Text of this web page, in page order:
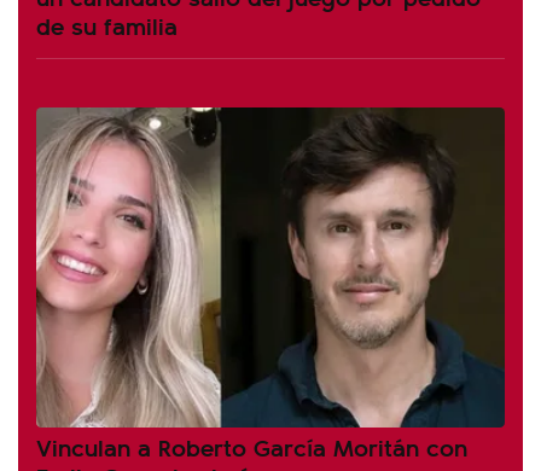
de su familia
Vinculan a Roberto García Moritán con